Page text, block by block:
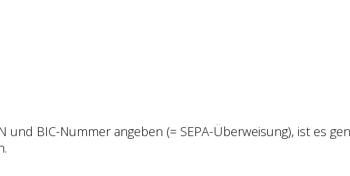
BIC-Nummer angeben (= SEPA-Überweisung), ist es